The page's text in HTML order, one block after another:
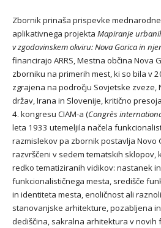
Zbornik prinaša prispevke
aplikativnega projekta Mapiranje
v zgodovinskem okviru: Nova Gorica in
financirajo ARRS, Mestna občina Nova
zborniku na primerih mest, ki so bila v
zgrajena na področju Sovjetske zveze,
držav, Irana in Slovenije, kritično
4. kongresu CIAM-a (Congrès
leta 1933 utemeljila načela
razmislekov pa zbornik postavlja Novo
razvrščeni v sedem tematskih sklopov,
redko tematiziranih vidikov: nastanek
funkcionalističnega mesta, središče
in identiteta mesta, enoličnost ali
stanovanjske arhitekture, pozabljena
dediščina, sakralna arhitektura v novih